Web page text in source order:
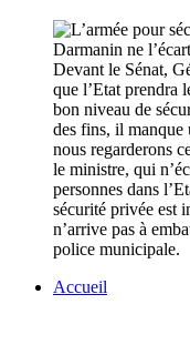
Devant le Sénat,
que l’Etat prendra
bon niveau de
des fins, il manque
nous regarderons
le ministre, qui
personnes dans
sécurité privée est
n’arrive pas à
police municipale.
Accueil